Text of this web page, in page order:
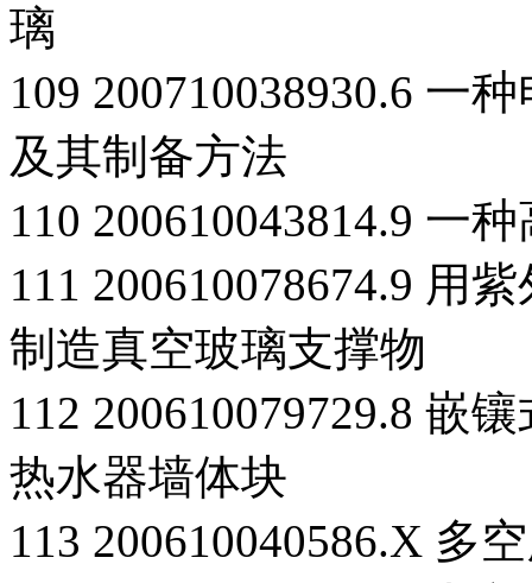
璃
109 200710038930.6 一
及其制备方法
110 200610043814.9 一
111 200610078674.9 用
制造真空玻璃支撑物
112 200610079729.8 嵌
热水器墙体块
113 200610040586.X 多